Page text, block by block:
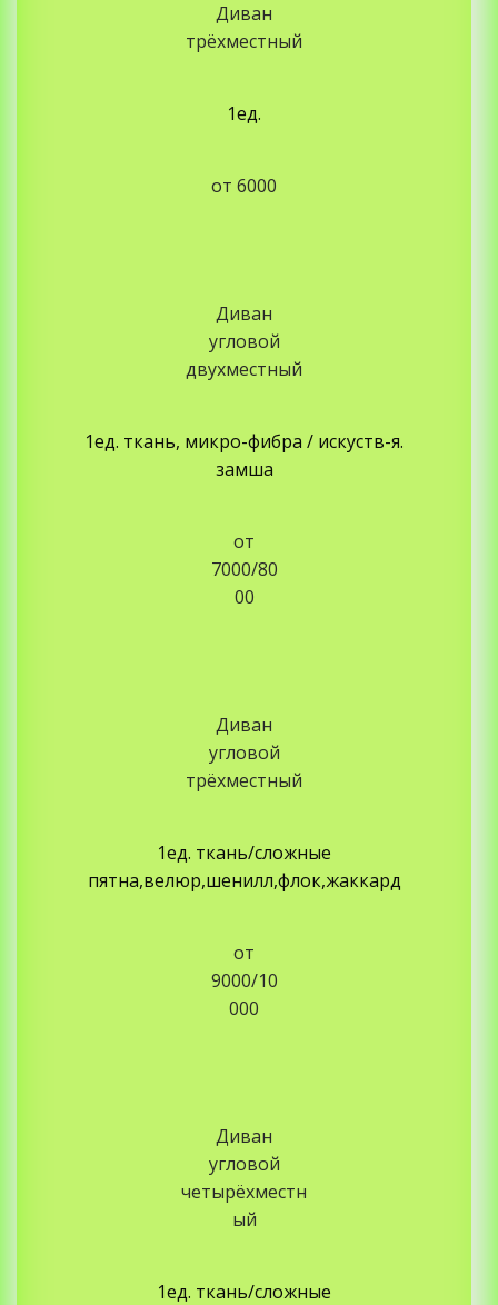
Диван
трёхместный
1ед.
от 6000
Диван
угловой
двухместный
1ед. ткань, микро-фибра / искуств-я.
замша
от
7000/80
00
Диван
угловой
трёхместный
1ед. ткань/сложные
пятна,велюр,шенилл,флок,жаккард
от
9000/10
000
Диван
угловой
четырёхместн
ый
1ед. ткань/сложные